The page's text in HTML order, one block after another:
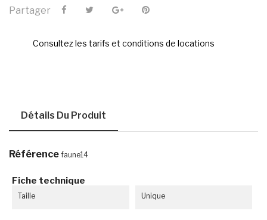
Partager
Consultez les tarifs et conditions de locations
Détails Du Produit
Référence faune14
Fiche technique
Taille Unique